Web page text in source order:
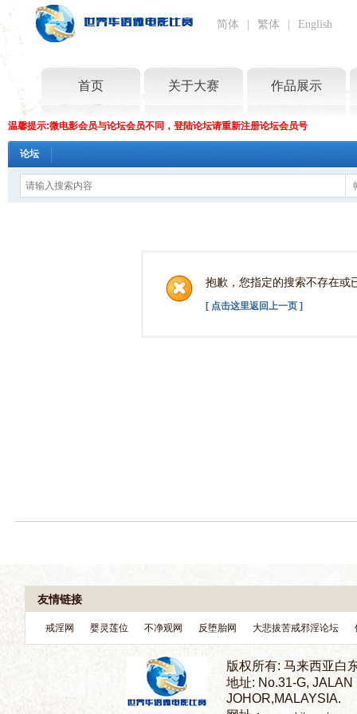
简体 繁体 English
首页 关于大赛 作品展示
温馨提示:微电影会员与论坛会员不同，登陆论坛请重新注册论坛会员号
论坛
抱歉，您指定的搜索不存在或
[ 点击这里返回上一页 ]